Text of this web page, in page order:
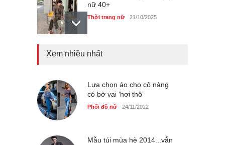
nữ 40+
Thời trang nữ 21/10/2025
Truy tìm thông tin áo bra
Thời trang nữ 14/10/2025
phụ nữ Pháp tin dùng
Xem nhiều nhất
Lựa chọn áo cho cô nàng
có bờ vai ‘hơi thô’
Phối đồ nữ 24/11/2022
Mẫu túi mùa hè 2014...vẫn